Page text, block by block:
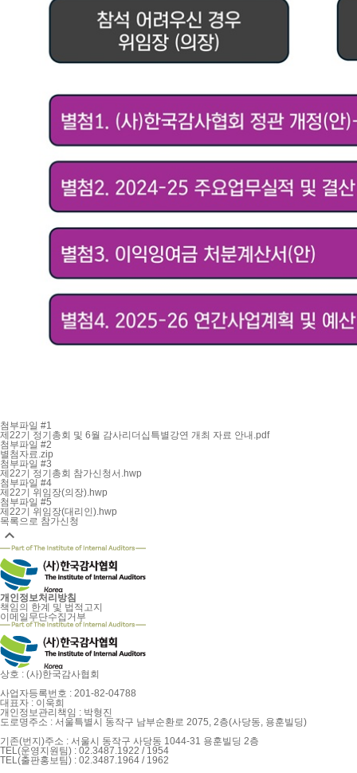
첨부파일 #1
제22기 정기총회 및 6월 감사리더십특별강연 개최 자료 안내.pdf
첨부파일 #2
별첨자료.zip
첨부파일 #3
제22기 정기총회 참가신청서.hwp
첨부파일 #4
제22기 위임장(의장).hwp
첨부파일 #5
제22기 위임장(대리인).hwp
목록으로 참가신청

개인정보처리방침
책임의 한계 및 법적고지
이메일무단수집거부
상호 : (사)한국감사협회
사업자등록번호 : 201-82-04788
대표자 : 이욱희
개인정보관리책임 : 박형진
도로명주소 : 서울특별시 동작구 남부순환로 2075, 2층(사당동, 용훈빌딩)
기존(번지)주소 : 서울시 동작구 사당동 1044-31 용훈빌딩 2층
TEL(운영지원팀) : 02.3487.1922 / 1954
TEL(출판홍보팀) : 02.3487.1964 / 1962